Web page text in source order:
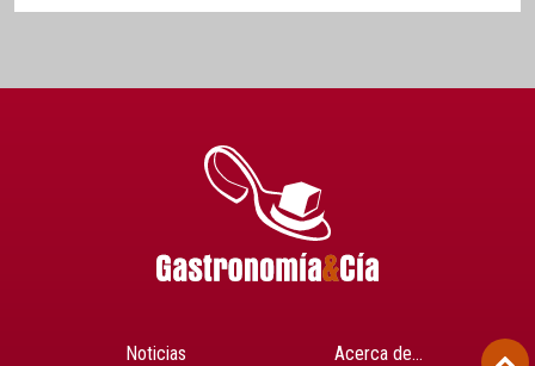
Noticias Acerca de…